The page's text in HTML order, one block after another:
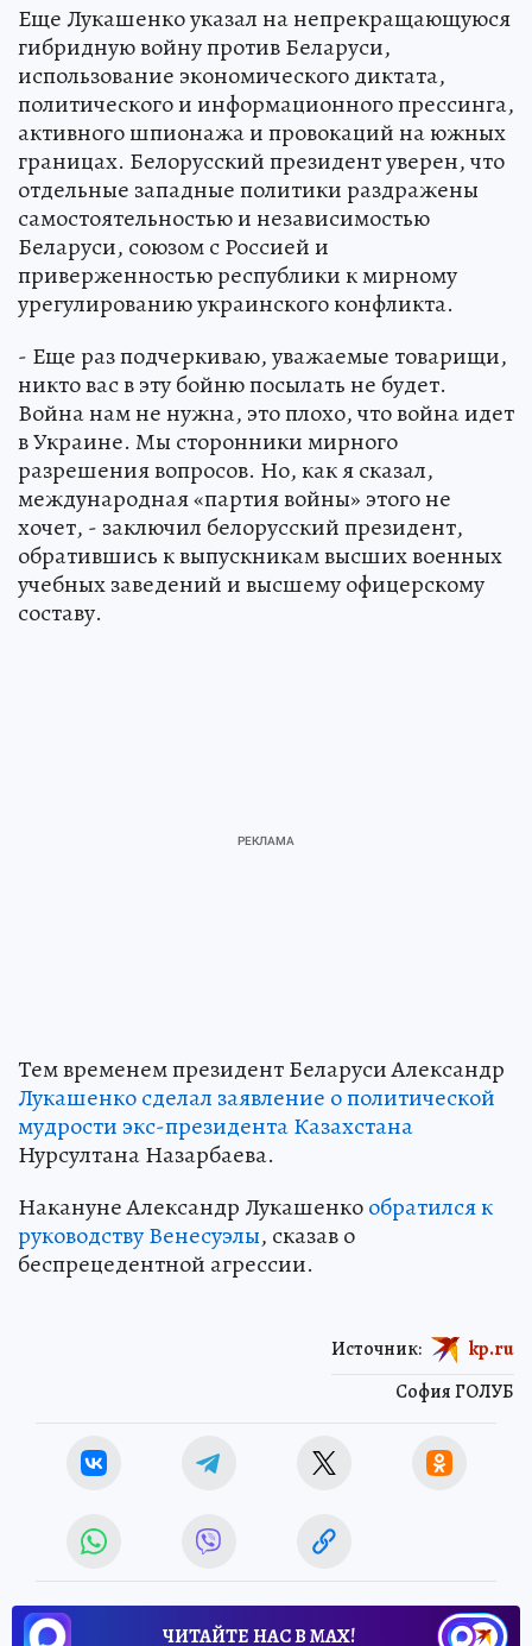
Еще Лукашенко указал на непрекращающуюся
гибридную войну против Беларуси,
использование экономического диктата,
политического и информационного прессинга,
активного шпионажа и провокаций на южных
границах. Белорусский президент уверен, что
отдельные западные политики раздражены
самостоятельностью и независимостью
Беларуси, союзом с Россией и
приверженностью республики к мирному
урегулированию украинского конфликта.
- Еще раз подчеркиваю, уважаемые товарищи,
никто вас в эту бойню посылать не будет.
Война нам не нужна, это плохо, что война идет
в Украине. Мы сторонники мирного
разрешения вопросов. Но, как я сказал,
международная «партия войны» этого не
хочет, - заключил белорусский президент,
обратившись к выпускникам высших военных
учебных заведений и высшему офицерскому
составу.
Тем временем президент Беларуси Александр
Лукашенко сделал заявление о политической
мудрости экс-президента Казахстана
Нурсултана Назарбаева.
Накануне Александр Лукашенкообратился к
руководству Венесуэлы, сказав о
беспрецедентной агрессии.
София ГОЛУБ
Источник: kp.ru
ЧИТАЙТЕ НАС В МАХ!